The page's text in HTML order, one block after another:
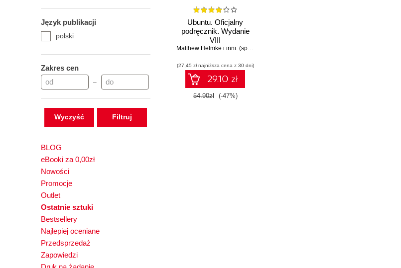
Język publikacji
polski
Zakres cen
–
Wyczyść
BLOG
eBooki za 0,00zł
Nowości
Promocje
Outlet
Ostatnie sztuki
Bestsellery
Najlepiej oceniane
Przedsprzedaż
Zapowiedzi
Ubuntu. Oficjalny
podręcznik. Wydanie
VIII
Matthew Helmke i inni. (spis autorów w inf. dodatkowych)
(27,45 zł najniższa cena z 30 dni)
29.10 zł
54.90zł (-47%)